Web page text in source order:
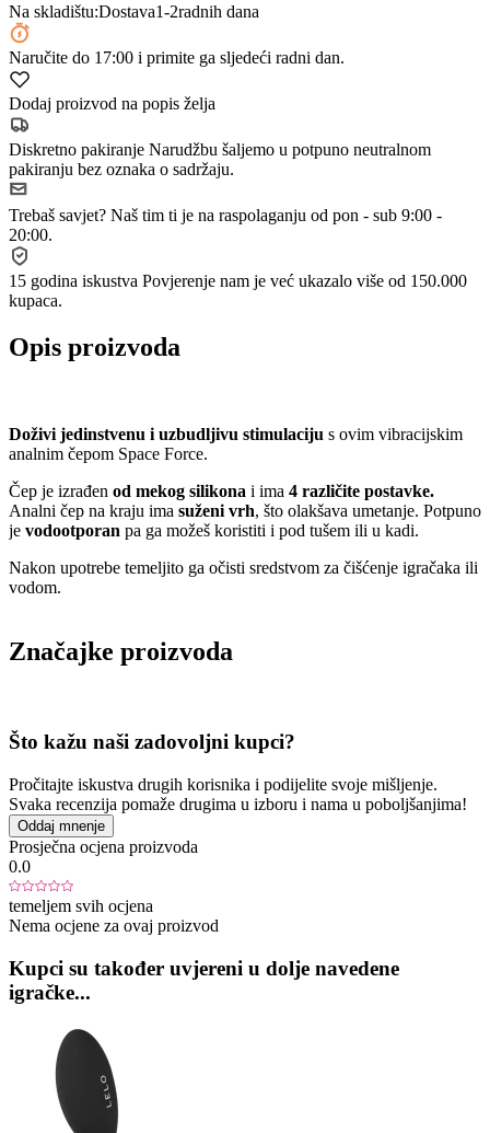
Na skladištu:Dostava1-2radnih dana
Naručite do 17:00 i primite ga sljedeći radni dan.
Dodaj proizvod na popis želja
Diskretno pakiranje Narudžbu šaljemo u potpuno neutralnom
pakiranju bez oznaka o sadržaju.
Trebaš savjet? Naš tim ti je na raspolaganju od pon - sub 9:00 -
20:00.
15 godina iskustva Povjerenje nam je već ukazalo više od 150.000
kupaca.
Opis proizvoda
Doživi jedinstvenu i uzbudljivu stimulaciju s ovim vibracijskim
analnim čepom Space Force.
Čep je izrađen od mekog silikona i ima 4 različite postavke.
Analni čep na kraju ima suženi vrh, što olakšava umetanje. Potpuno
je vodootporan pa ga možeš koristiti i pod tušem ili u kadi.
Nakon upotrebe temeljito ga očisti sredstvom za čišćenje igračaka ili
vodom.
Značajke proizvoda
Što kažu naši zadovoljni kupci?
Pročitajte iskustva drugih korisnika i podijelite svoje mišljenje.
Svaka recenzija pomaže drugima u izboru i nama u poboljšanjima!
Oddaj mnenje
Prosječna ocjena proizvoda
0.0
temeljem svih ocjena
Nema ocjene za ovaj proizvod
Kupci su također uvjereni u dolje navedene
igračke...